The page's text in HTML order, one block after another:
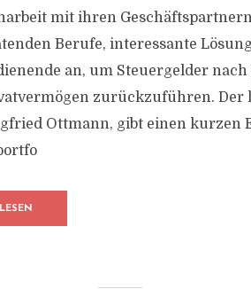
mit ihren
Berufe, interessante
an, um Steuergelder
zurückzuführen.
Ottmann, gibt einen kurzen